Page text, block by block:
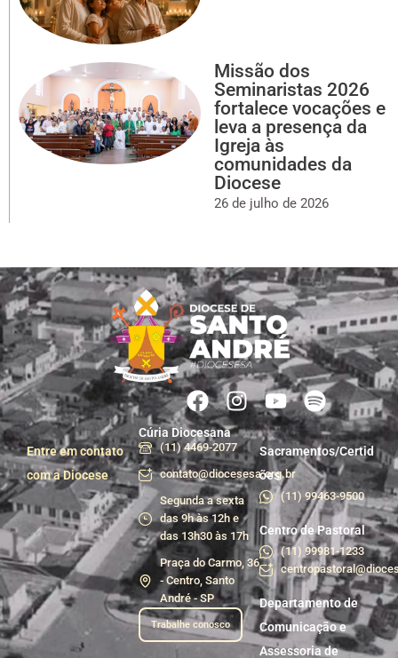
Missão dos
Seminaristas 2026
fortalece vocações e
leva a presença da
Igreja às
comunidades da
Diocese
26 de julho de 2026
Entre em contato
com a Diocese
Cúria Diocesana
(11) 4469-2077
contato@diocesesa.org.br
Segunda a sexta
das 9h às 12h e
das 13h30 às 17h
Praça do Carmo, 36
- Centro, Santo
André - SP
Trabalhe conosco
Sacramentos/Certid
ões
(11) 99463-9500
Centro de Pastoral
(11) 99981-1233
Departamento de
Comunicação e
Assessoria de